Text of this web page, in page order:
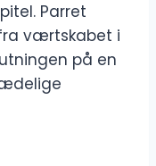
Parret
værtskabet i
på en